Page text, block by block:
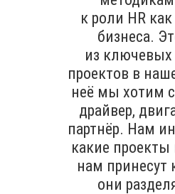
к роли HR
бизнеса.
из ключевых
проектов в
неё мы хотим
драйвер,
партнёр. Нам
какие
нам принесут
они